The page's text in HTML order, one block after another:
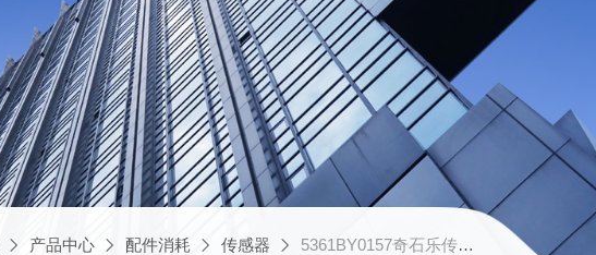
产品中心 配件消耗 传感器 5361BY0157奇石乐传感器